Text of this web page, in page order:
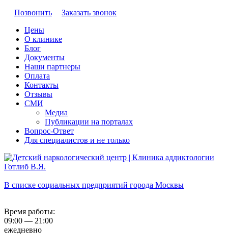
Позвонить
Заказать звонок
Цены
О клинике
Блог
Документы
Наши партнеры
Оплата
Контакты
Отзывы
СМИ
Медиа
Публикации на порталах
Вопрос-Ответ
Для специалистов и не только
В списке социальных предприятий города Москвы
Время работы:
09:00 — 21:00
ежедневно